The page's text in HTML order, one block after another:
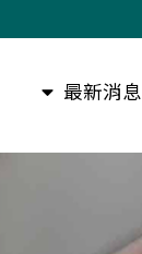
最新消息